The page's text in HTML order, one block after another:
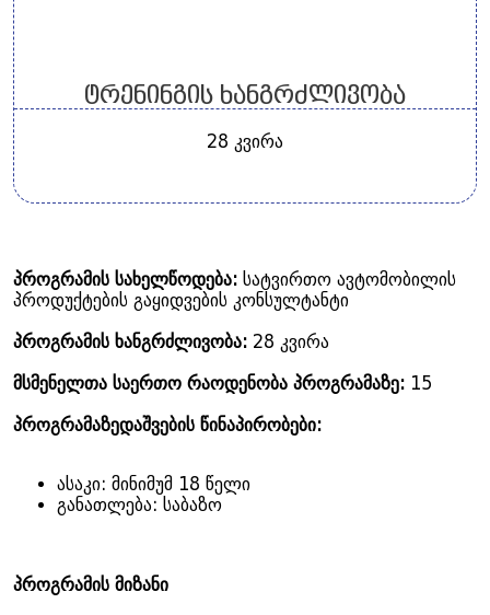
ტრენინგის ხანგრძლივობა
28 კვირა
პროგრამის სახელწოდება: სატვირთო ავტომობილის
პროდუქტების გაყიდვების კონსულტანტი
პროგრამის ხანგრძლივობა: 28 კვირა
მსმენელთა საერთო რაოდენობა პროგრამაზე: 15
პროგრამაზედაშვების წინაპირობები:
ასაკი: მინიმუმ 18 წელი
განათლება: საბაზო
პროგრამის მიზანი